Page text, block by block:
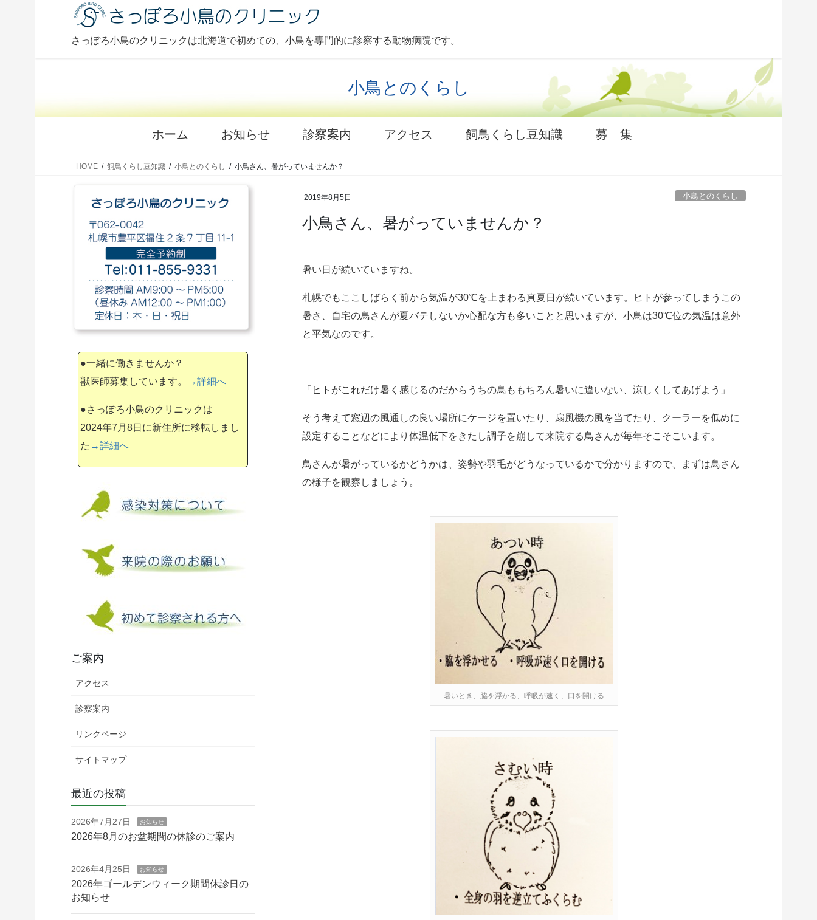
さっぽろ小鳥のクリニックは北海道で初めての、小鳥を専門的に診察する動物病院です。
小鳥とのくらし
ホーム お知らせ 診察案内 アクセス 飼鳥くらし豆知識 募 集
HOME 飼鳥くらし豆知識 小鳥とのくらし 小鳥さん、暑がっていませんか？
2019年8月5日 小鳥とのくらし
小鳥さん、暑がっていませんか？
暑い日が続いていますね。
札幌でもここしばらく前から気温が30℃を上まわる真夏日が続いています。ヒトが参ってしまうこの
暑さ、自宅の鳥さんが夏バテしないか心配な方も多いことと思いますが、小鳥は30℃位の気温は意外
と平気なのです。
「ヒトがこれだけ暑く感じるのだからうちの鳥ももちろん暑いに違いない、涼しくしてあげよう」
そう考えて窓辺の風通しの良い場所にケージを置いたり、扇風機の風を当てたり、クーラーを低めに
設定することなどにより体温低下をきたし調子を崩して来院する鳥さんが毎年そこそこいます。
鳥さんが暑がっているかどうかは、姿勢や羽毛がどうなっているかで分かりますので、まずは鳥さん
の様子を観察しましょう。
暑いとき、脇を浮かる、呼吸が速く、口を開ける
●一緒に働きませんか？
獣医師募集しています。
→詳細へ
●さっぽろ小鳥のクリニックは
2024年7月8日に新住所に移転しまし
た →詳細へ
ご案内
アクセス
診察案内
リンクページ
サイトマップ
最近の投稿
2026年7月27日 お知らせ
2026年8月のお盆期間の休診のご案内
2026年4月25日 お知らせ
2026年ゴールデンウィーク期間休診日の
お知らせ